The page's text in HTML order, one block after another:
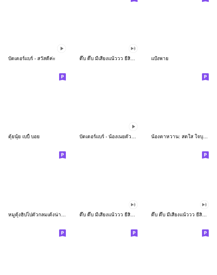
บัตเตอร์แบร์ - สวัสดีค่ะ แป้งพาย
ตุ้ยนุ้ย เบบี้ บอย น้องตาหวาน: สดใส ใจบุญ (สีพาสเทล)
หมูดุ้งฮิปโปตัวกลมเด้งน่ารัก ดึ๊บ ดึ๊บ มีเสียงแน้ววว ยี่สิบเจ็ด ดึ๊บ ดึ๊บ มีเสียงแน้ววว ยี่สิบหก